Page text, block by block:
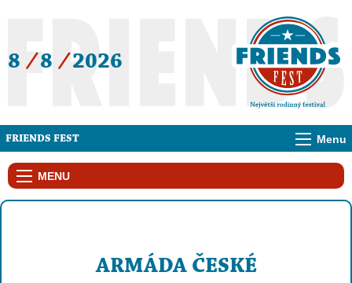
8 / 8 / 2026
FRIENDS FEST Menu
MENU
ARMÁDA ČESKÉ